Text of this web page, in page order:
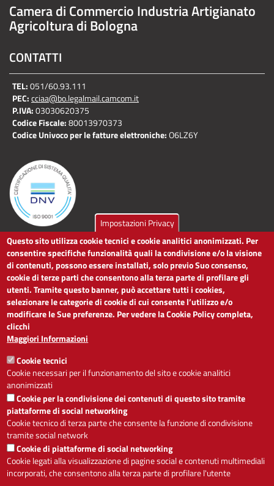
Camera di Commercio Industria Artigianato
Agricoltura di Bologna
CONTATTI
TEL:051/60.93.111
PEC:cciaa@bo.legalmail.camcom.it
P.IVA:03030620375
Codice Fiscale:80013970373
Codice Univoco per le fatture elettroniche:O6LZ6Y
LINK UTILI
Dichiarazione di accessibilità
Obiettivi di accessibilità
Segnalaci problemi di accessibilità
Note legali
Privacy
Accesso riservato
ACCESSIBILITÀ
- A +
Alto contrasto
Impostazioni Privacy
Questo sito utilizza cookie tecnici e cookie analitici anonimizzati. Per
consentire specifiche funzionalità quali la condivisione e/o la visione
di contenuti, possono essere installati, solo previo Suo consenso,
cookie di terze parti che consentono alla terza parte di profilare gli
utenti. Tramite questo banner, può accettare tutti i cookies,
selezionare le categorie di cookie di cui consente l’utilizzo e/o
modificare le Sue preferenze. Per vedere la Cookie Policy completa,
clicchi
Maggiori Informazioni
Cookie tecnici
Cookie necessari per il funzionamento del sito e cookie analitici
anonimizzati
Cookie per la condivisione dei contenuti di questo sito tramite
piattaforme di social networking
Cookie tecnico di terza parte che consente la funzione di condivisione
tramite social network
Cookie di piattaforme di social networking
Cookie legati alla visualizzazione di pagine social e contenuti multimediali
incorporati, che consentono alla terza parte di profilare l'utente